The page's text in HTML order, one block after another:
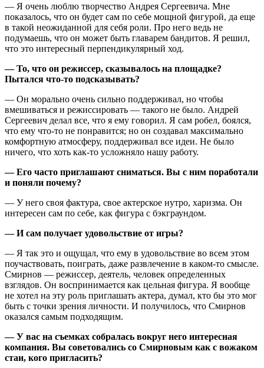
— Я очень люблю творчество Андрея Сергеевича. Мне
показалось, что он будет сам по себе мощной фигурой, да еще
в такой неожиданной для себя роли. Про него ведь не
подумаешь, что он может быть главарем бандитов. Я решил,
что это интересный перпендикулярный ход.
— То, что он режиссер, сказывалось на площадке?
Пытался что-то подсказывать?
— Он морально очень сильно поддерживал, но чтобы
вмешиваться и режиссировать — такого не было. Андрей
Сергеевич делал все, что я ему говорил. Я сам робел, боялся,
что ему что-то не понравится; но он создавал максимально
комфортную атмосферу, поддерживал все идеи. Не было
ничего, что хоть как-то усложняло нашу работу.
— Его часто приглашают сниматься. Вы с ним поработали
и поняли почему?
— У него своя фактура, свое актерское нутро, харизма. Он
интересен сам по себе, как фигура с бэкграундом.
— И сам получает удовольствие от игры?
— Я так это и ощущал, что ему в удовольствие во всем этом
поучаствовать, поиграть, даже развлечение в каком-то смысле.
Смирнов — режиссер, деятель, человек определенных
взглядов. Он воспринимается как цельная фигура. Я вообще
не хотел на эту роль приглашать актера, думал, кто бы это мог
быть с точки зрения личности. И получилось, что Смирнов
оказался самым подходящим.
— У вас на съемках собралась вокруг него интересная
компания. Вы советовались со Смирновым как с вожаком
стаи, кого пригласить?